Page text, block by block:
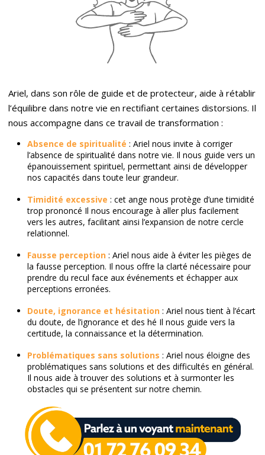
Ariel, dans son rôle de guide et de protecteur, aide à rétablir
l’équilibre dans notre vie en rectifiant certaines distorsions. Il
nous accompagne dans ce travail de transformation :
Absence de spiritualité : Ariel nous invite à corriger
l’absence de spiritualité dans notre vie. Il nous guide vers un
épanouissement spirituel, permettant ainsi de développer
nos capacités dans toute leur grandeur.
Timidité excessive : cet ange nous protège d’une timidité
trop prononcé Il nous encourage à aller plus facilement
vers les autres, facilitant ainsi l’expansion de notre cercle
relationnel.
Fausse perception : Ariel nous aide à éviter les pièges de
la fausse perception. Il nous offre la clarté nécessaire pour
prendre du recul face aux événements et échapper aux
perceptions erronées.
Doute, ignorance et hésitation : Ariel nous tient à l’écart
du doute, de l’ignorance et des hé Il nous guide vers la
certitude, la connaissance et la détermination.
Problématiques sans solutions : Ariel nous éloigne des
problématiques sans solutions et des difficultés en général.
Il nous aide à trouver des solutions et à surmonter les
obstacles qui se présentent sur notre chemin.